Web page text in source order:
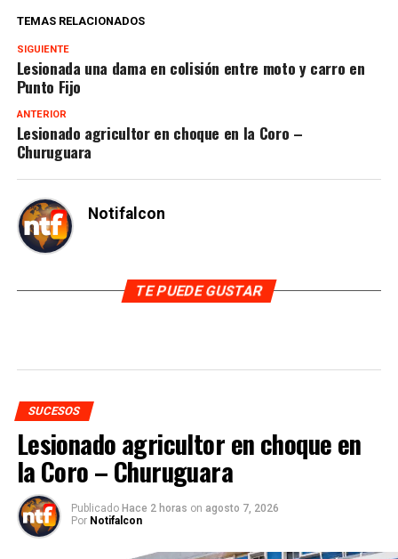
TEMAS RELACIONADOS
SIGUIENTE
Lesionada una dama en colisión entre moto y carro en
Punto Fijo
ANTERIOR
Lesionado agricultor en choque en la Coro –
Churuguara
Notifalcon
TE PUEDE GUSTAR
SUCESOS
Lesionado agricultor en choque en
la Coro – Churuguara
Publicado Hace 2 horas on agosto 7, 2026
Por Notifalcon